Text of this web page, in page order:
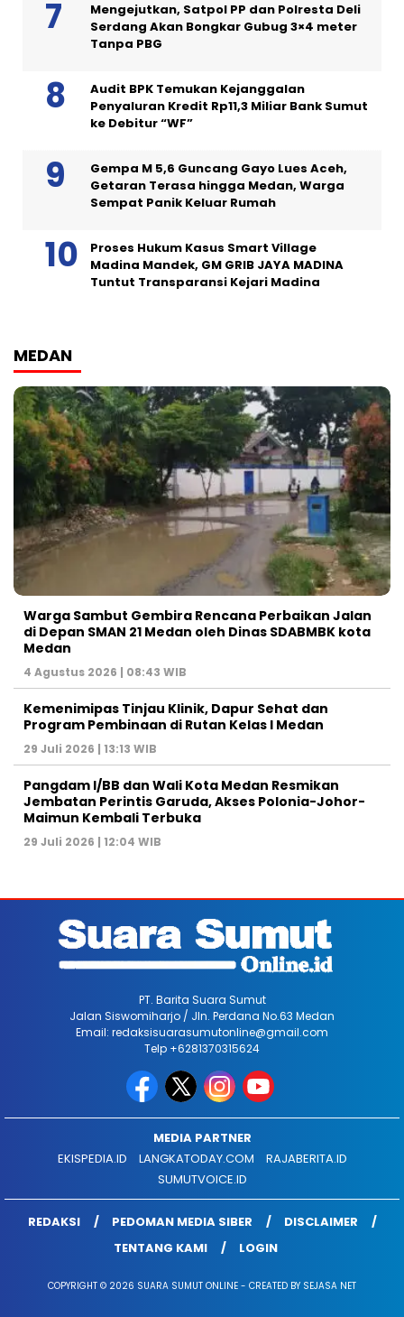
Mengejutkan, Satpol PP dan Polresta Deli
Serdang Akan Bongkar Gubug 3×4 meter
Tanpa PBG
Audit BPK Temukan Kejanggalan
Penyaluran Kredit Rp11,3 Miliar Bank Sumut
ke Debitur “WF”
Gempa M 5,6 Guncang Gayo Lues Aceh,
Getaran Terasa hingga Medan, Warga
Sempat Panik Keluar Rumah
Proses Hukum Kasus Smart Village
Madina Mandek, GM GRIB JAYA MADINA
Tuntut Transparansi Kejari Madina
MEDAN
Warga Sambut Gembira Rencana Perbaikan Jalan
di Depan SMAN 21 Medan oleh Dinas SDABMBK kota
Medan
4 Agustus 2026 | 08:43 WIB
Kemenimipas Tinjau Klinik, Dapur Sehat dan
Program Pembinaan di Rutan Kelas I Medan
29 Juli 2026 | 13:13 WIB
Pangdam I/BB dan Wali Kota Medan Resmikan
Jembatan Perintis Garuda, Akses Polonia-Johor-
Maimun Kembali Terbuka
29 Juli 2026 | 12:04 WIB
PT. Barita Suara Sumut
Jalan Siswomiharjo / Jln. Perdana No.63 Medan
Email: redaksisuarasumutonline@gmail.com
Telp +6281370315624
MEDIA PARTNER
EKISPEDIA.ID
LANGKATODAY.COM
RAJABERITA.ID
SUMUTVOICE.ID
REDAKSI PEDOMAN MEDIA SIBER
DISCLAIMER
TENTANG KAMI
LOGIN
COPYRIGHT © 2026 SUARA SUMUT ONLINE - CREATED BY SEJASA NET